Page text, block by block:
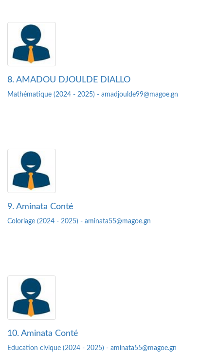
8. AMADOU DJOULDE DIALLO
Mathématique (2024 - 2025) - amadjoulde99@magoe.gn
9. Aminata Conté
Coloriage (2024 - 2025) - aminata55@magoe.gn
10. Aminata Conté
Education civique (2024 - 2025) - aminata55@magoe.gn